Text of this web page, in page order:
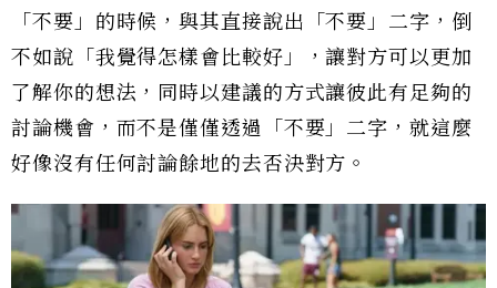
「不要」的時候，與其直接說出「不要」二字，倒
不如說「我覺得怎樣會比較好」，讓對方可以更加
了解你的想法，同時以建議的方式讓彼此有足夠的
討論機會，而不是僅僅透過「不要」二字，就這麼
好像沒有任何討論餘地的去否決對方。